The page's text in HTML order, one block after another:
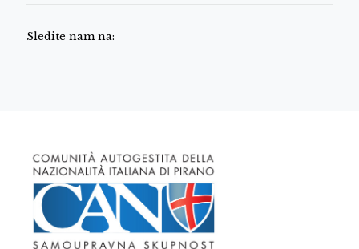
Sledite nam na: